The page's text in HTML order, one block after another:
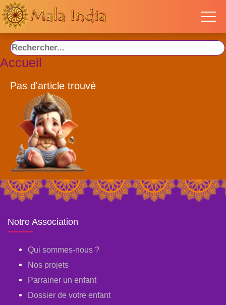
Accueil
Pas d'article trouvé
Notre Association
Qui sommes-nous ?
Nos projets
Parrainer un enfant
Dossier de votre enfant